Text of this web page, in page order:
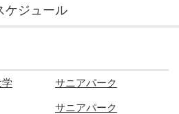
ケジュール
学 サニアパーク
サニアパーク